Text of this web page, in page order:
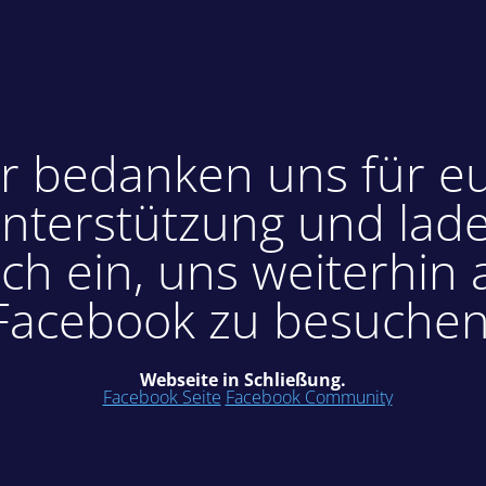
bedanken uns für
und
ein, uns weiterhin
zu
Webseite in Schließung.
Facebook Seite Facebook Community